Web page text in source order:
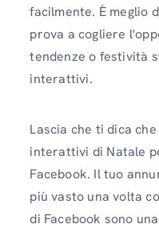
facilmente. È meglio
prova a cogliere
tendenze o festività
interattivi.
Lascia che ti dica
interattivi di Natale
Facebook. Il tuo
più vasto una volta
di Facebook sono